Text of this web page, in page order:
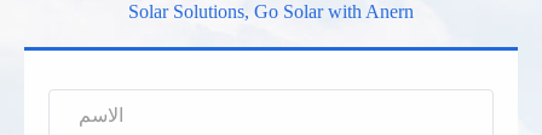
Solar Solutions, Go Solar with Anern